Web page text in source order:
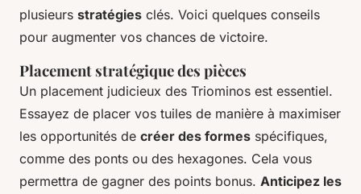
plusieurs stratégies clés. Voici quelques conseils
pour augmenter vos chances de victoire.
Placement stratégique des pièces
Un placement judicieux des Triominos est essentiel.
Essayez de placer vos tuiles de manière à maximiser
les opportunités de créer des formes spécifiques,
comme des ponts ou des hexagones. Cela vous
permettra de gagner des points bonus. Anticipez les